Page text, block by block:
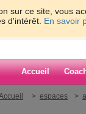
sur ce site, vous
d'intérêt. En savoir
Accueil
> espaces >